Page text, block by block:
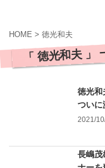
HOME > 徳光和夫
「 徳光和夫 」
徳光和
ついに
2021/
長嶋茂